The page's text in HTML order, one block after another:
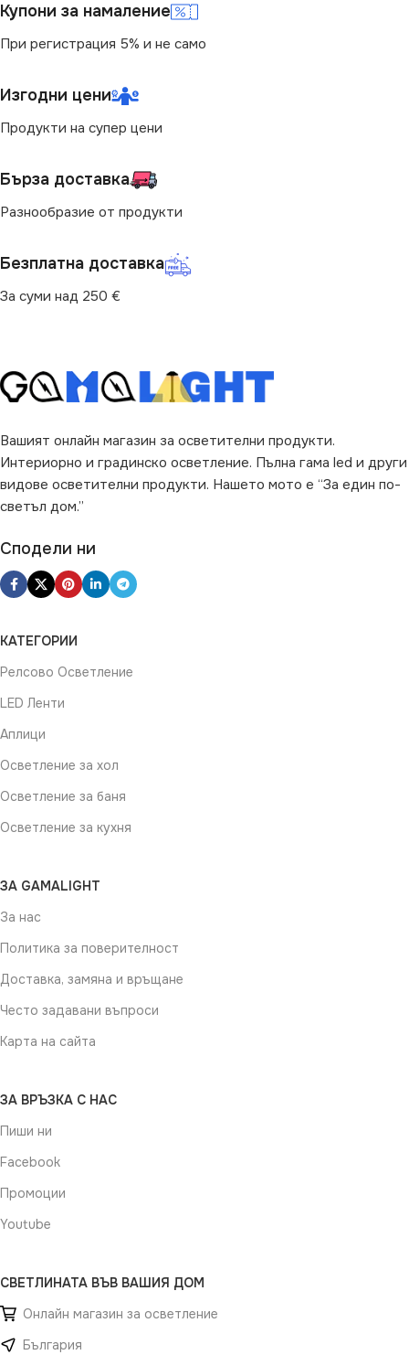
Купони за намаление
При регистрация 5% и не само
Изгодни цени
Продукти на супер цени
Бърза доставка
Разнообразие от продукти
Безплатна доставка
За суми над 250 €
Вашият онлайн магазин за осветителни продукти.
Интериорно и градинско осветление. Пълна гама led и други
видове осветителни продукти. Нашето мото е “За един по-
светъл дом.”
Сподели ни
КАТЕГОРИИ
Релсово Осветление
LED Ленти
Аплици
Осветление за хол
Осветление за баня
Осветление за кухня
ЗА GAMALIGHT
За нас
Политика за поверителност
Доставка, замяна и връщане
Често задавани въпроси
Карта на сайта
ЗА ВРЪЗКА С НАС
Пиши ни
Facebook
Промоции
Youtube
СВЕТЛИНАТА ВЪВ ВАШИЯ ДОМ
Онлайн магазин за осветление
България